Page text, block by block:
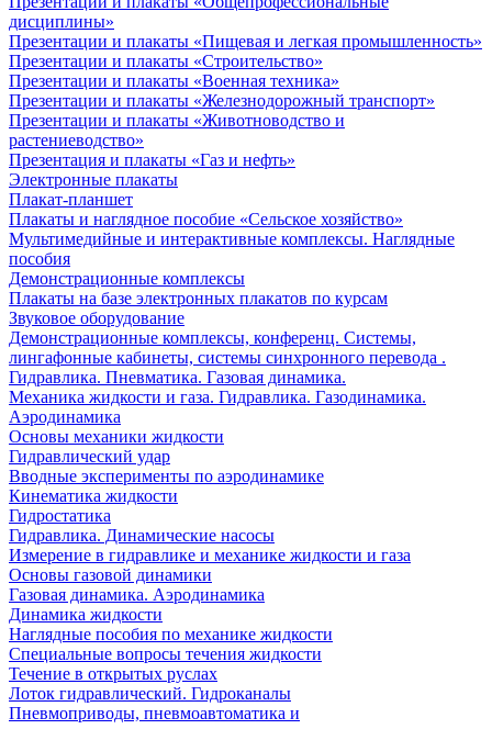
дисциплины»
Презентации и плакаты «Пищевая и легкая промышленность»
Презентации и плакаты «Строительство»
Презентации и плакаты «Военная техника»
Презентации и плакаты «Железнодорожный транспорт»
Презентации и плакаты «Животноводство и
растениеводство»
Презентация и плакаты «Газ и нефть»
Электронные плакаты
Плакат-планшет
Плакаты и наглядное пособие «Сельское хозяйство»
Мультимедийные и интерактивные комплексы. Наглядные
пособия
Демонстрационные комплексы
Плакаты на базе электронных плакатов по курсам
Звуковое оборудование
Демонстрационные комплексы, конференц. Системы,
лингафонные кабинеты, системы синхронного перевода .
Гидравлика. Пневматика. Газовая динамика.
Механика жидкости и газа. Гидравлика. Газодинамика.
Аэродинамика
Основы механики жидкости
Гидравлический удар
Вводные эксперименты по аэродинамике
Кинематика жидкости
Гидростатика
Гидравлика. Динамические насосы
Измерение в гидравлике и механике жидкости и газа
Основы газовой динамики
Газовая динамика. Аэродинамика
Динамика жидкости
Наглядные пособия по механике жидкости
Специальные вопросы течения жидкости
Течение в открытых руслах
Лоток гидравлический. Гидроканалы
Пневмоприводы, пневмоавтоматика и